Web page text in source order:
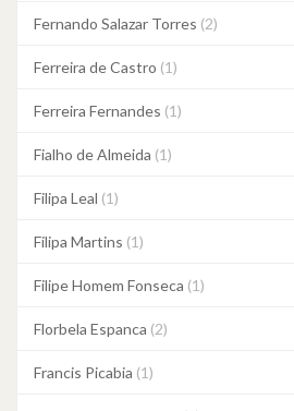
Fernando Salazar Torres (2)
Ferreira de Castro (1)
Ferreira Fernandes (1)
Fialho de Almeida (1)
Filipa Leal (1)
Filipa Martins (1)
Filipe Homem Fonseca (1)
Florbela Espanca (2)
Francis Picabia (1)